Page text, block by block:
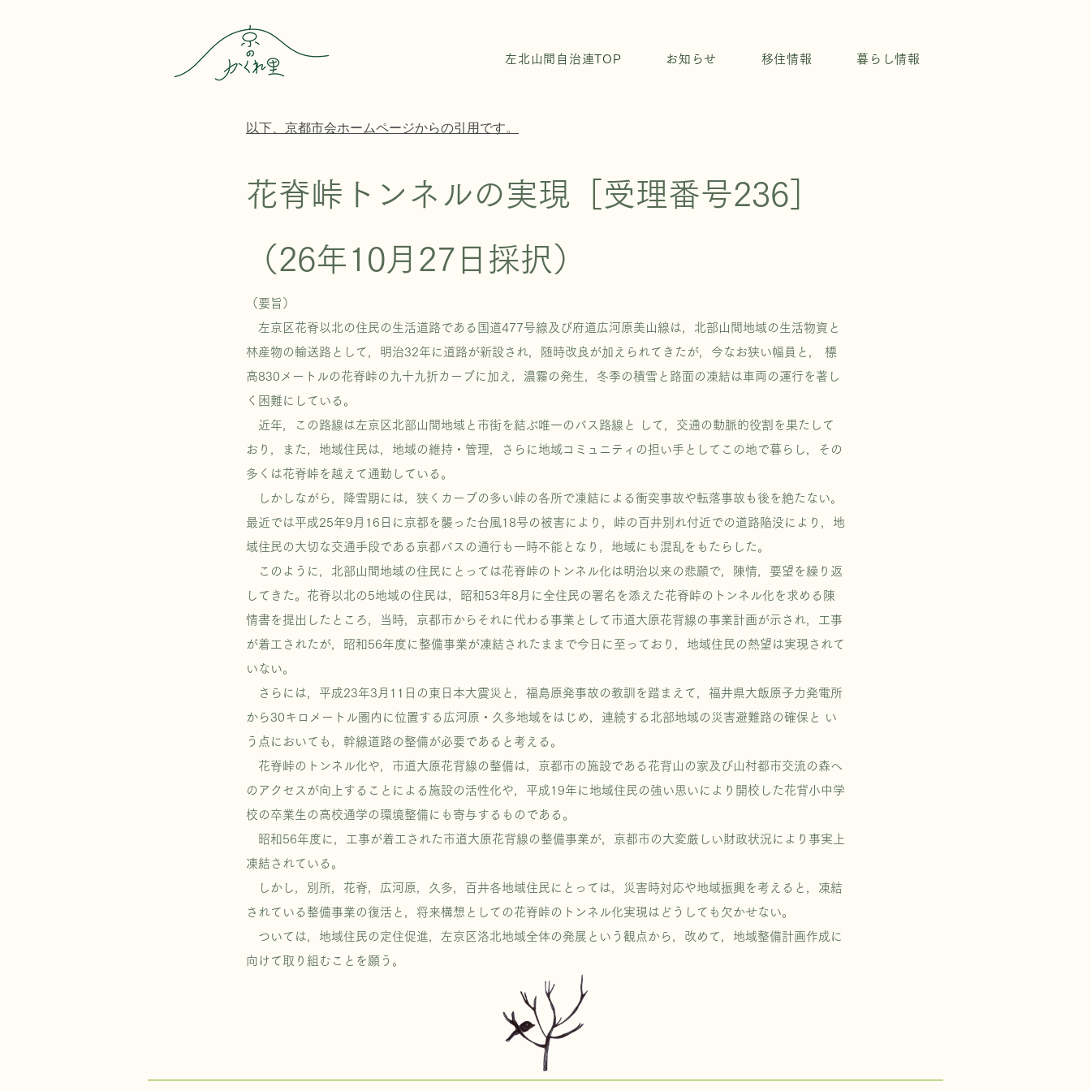
左北山間自治連TOP お知らせ 移住情報 暮らし情報
以下、京都市会ホームページからの引用です。
花脊峠トンネルの実現［受理番号236］
（26年10月27日採択）
（要旨）
左京区花脊以北の住民の生活道路である国道477号線及び府道広河原美山線は，北部山間地域の生活物資と
林産物の輸送路として，明治32年に道路が新設され，随時改良が加えられてきたが，今なお狭い幅員と， 標
高830メートルの花脊峠の九十九折カーブに加え，濃霧の発生，冬季の積雪と路面の凍結は車両の運行を著し
く困難にしている。
近年，この路線は左京区北部山間地域と市街を結ぶ唯一のバス路線と して，交通の動脈的役割を果たして
おり，また，地域住民は，地域の維持・管理，さらに地域コミュニティの担い手としてこの地で暮らし，その
多くは花脊峠を越えて通勤している。
しかしながら，降雪期には，狭くカーブの多い峠の各所で凍結による衝突事故や転落事故も後を絶たない｡
最近では平成25年9月16日に京都を襲った台風18号の被害により，峠の百井別れ付近での道路陥没により，地
域住民の大切な交通手段である京都バスの通行も一時不能となり，地域にも混乱をもたらした。
このように，北部山間地域の住民にとっては花脊峠のトンネル化は明治以来の悲願で，陳情，要望を繰り返
してきた。花脊以北の5地域の住民は，昭和53年8月に全住民の署名を添えた花脊峠のトンネル化を求める陳
情書を提出したところ，当時，京都市からそれに代わる事業として市道大原花背線の事業計画が示され，工事
が着工されたが，昭和56年度に整備事業が凍結されたままで今日に至っており，地域住民の熱望は実現されて
いない。
さらには，平成23年3月11日の東日本大震災と，福島原発事故の教訓を踏まえて，福井県大飯原子力発電所
から30キロメートル圏内に位置する広河原・久多地域をはじめ，連続する北部地域の災害避難路の確保と い
う点においても，幹線道路の整備が必要であると考える。
花脊峠のトンネル化や，市道大原花背線の整備は，京都市の施設である花背山の家及び山村都市交流の森へ
のアクセスが向上することによる施設の活性化や，平成19年に地域住民の強い思いにより開校した花背小中学
校の卒業生の高校通学の環境整備にも寄与するものである。
昭和56年度に，工事が着工された市道大原花背線の整備事業が，京都市の大変厳しい財政状況により事実上
凍結されている。
しかし，別所，花脊，広河原，久多，百井各地域住民にとっては，災害時対応や地域振興を考えると，凍結
されている整備事業の復活と，将来構想としての花脊峠のトンネル化実現はどうしても欠かせない。
ついては，地域住民の定住促進，左京区洛北地域全体の発展という観点から，改めて，地域整備計画作成に
向けて取り組むことを願う。